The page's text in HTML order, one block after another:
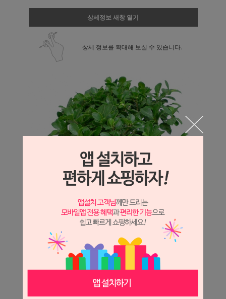
상세정보 새창 열기
상세 정보를 확대해 보실 수 있습니다.